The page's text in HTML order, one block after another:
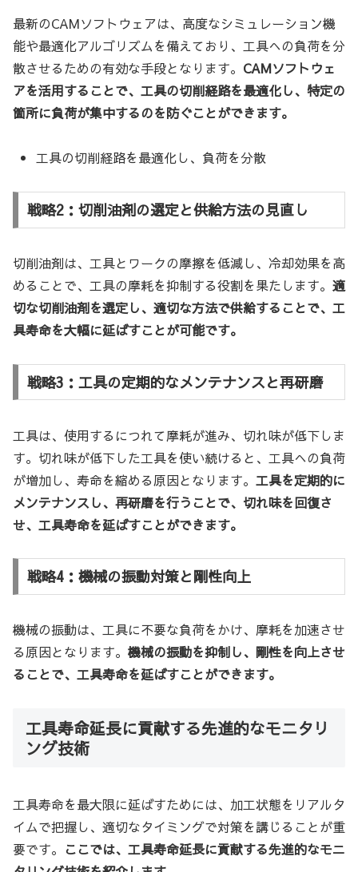
最新のCAMソフトウェアは、高度なシミュレーション機
能や最適化アルゴリズムを備えており、工具への負荷を分
散させるための有効な手段となります。 CAMソフトウェ
アを活用することで、工具の切削経路を最適化し、特定の
箇所に負荷が集中するのを防ぐことができます。
工具の切削経路を最適化し、負荷を分散
戦略2：切削油剤の選定と供給方法の見直し
切削油剤は、工具とワークの摩擦を低減し、冷却効果を高
めることで、工具の摩耗を抑制する役割を果たします。 適
切な切削油剤を選定し、適切な方法で供給することで、工
具寿命を大幅に延ばすことが可能です。
戦略3：工具の定期的なメンテナンスと再研磨
工具は、使用するにつれて摩耗が進み、切れ味が低下しま
す。切れ味が低下した工具を使い続けると、工具への負荷
が増加し、寿命を縮める原因となります。 工具を定期的に
メンテナンスし、再研磨を行うことで、切れ味を回復さ
せ、工具寿命を延ばすことができます。
戦略4：機械の振動対策と剛性向上
機械の振動は、工具に不要な負荷をかけ、摩耗を加速させ
る原因となります。 機械の振動を抑制し、剛性を向上させ
ることで、工具寿命を延ばすことができます。
工具寿命延長に貢献する先進的なモニタリ
ング技術
工具寿命を最大限に延ばすためには、加工状態をリアルタ
イムで把握し、適切なタイミングで対策を講じることが重
要です。 ここでは、工具寿命延長に貢献する先進的なモニ